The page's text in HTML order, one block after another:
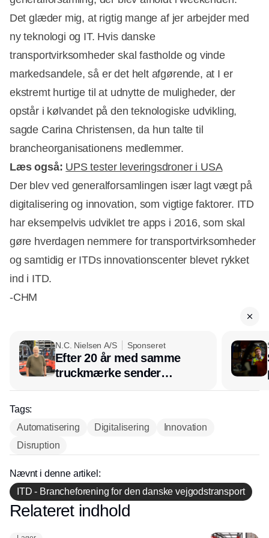
Det glæder mig, at rigtig mange af jer arbejder med
ny teknologi og IT. Hvis danske
transportvirksomheder skal fastholde og vinde
markedsandele, så er det helt afgørende, at I er
ekstremt hurtige til at udnytte de muligheder, der
opstår i kølvandet på den teknologiske udvikling,
sagde Carina Christensen, da hun talte til
brancheorganisationens medlemmer.
Læs også: UPS tester leveringsdroner i USA
Der blev ved generalforsamlingen især lagt vægt på
digitalisering og innovation, som vigtige faktorer. ITD
har eksempelvis udviklet tre apps i 2016, som skal
gøre hverdagen nemmere for transportvirksomheder
og samtidig er ITDs innovationscenter blevet rykket
ind i ITD.
-CHM
N.C. Nielsen A/S Sponseret
Efter 20 år med samme
truckmærke sender
lagerchef stafetten videre
Tags:
Automatisering
Digitalisering
Innovation
Disruption
Nævnt i denne artikel:
ITD - Brancheforening for den danske vejgodstransport
Annonce
Relateret indhold